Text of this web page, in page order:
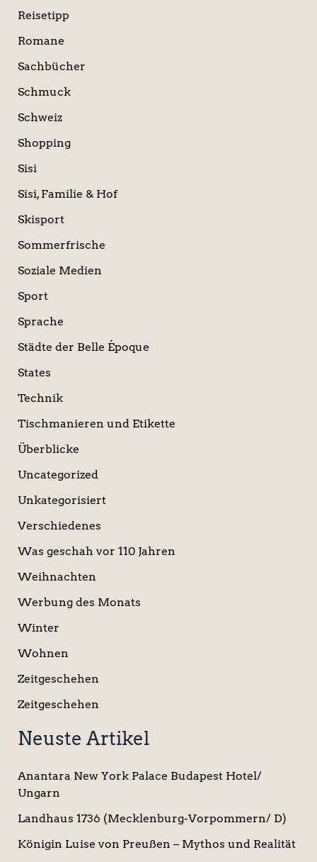
Reisetipp
Romane
Sachbücher
Schmuck
Schweiz
Shopping
Sisi
Sisi, Familie & Hof
Skisport
Sommerfrische
Soziale Medien
Sport
Sprache
Städte der Belle Époque
States
Technik
Tischmanieren und Etikette
Überblicke
Uncategorized
Unkategorisiert
Verschiedenes
Was geschah vor 110 Jahren
Weihnachten
Werbung des Monats
Winter
Wohnen
Zeitgeschehen
Zeitgeschehen
Neuste Artikel
Anantara New York Palace Budapest Hotel/
Ungarn
Landhaus 1736 (Mecklenburg-Vorpommern/ D)
Königin Luise von Preußen – Mythos und Realität